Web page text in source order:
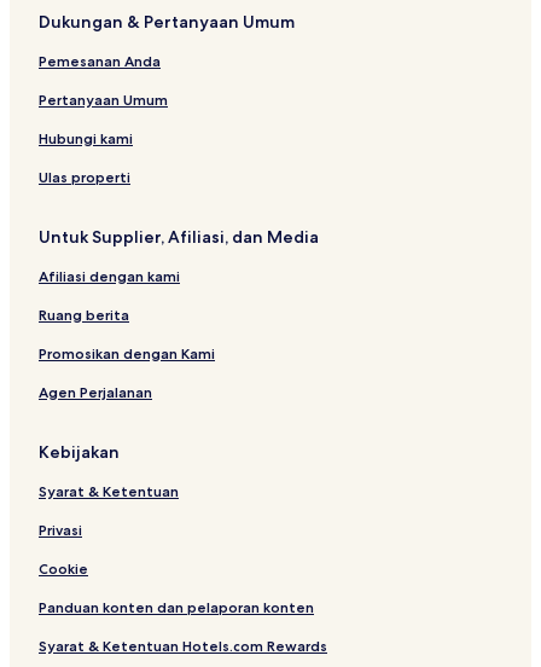
e
T
E
N
T
t
u
r
a
n
D
o
a
E
T
S
m
n
t
s
e
e
Dukungan & Pertanyaan Umum
Pemesanan Anda
Pertanyaan Umum
Hubungi kami
Ulas properti
Untuk Supplier, Afiliasi, dan Media
Afiliasi dengan kami
Ruang berita
Promosikan dengan Kami
Agen Perjalanan
Kebijakan
Syarat & Ketentuan
Privasi
Cookie
Panduan konten dan pelaporan konten
Syarat & Ketentuan Hotels.com Rewards